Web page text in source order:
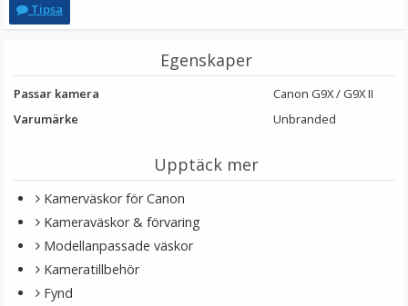
JJC Tumgrepp för Fujifilm X-Pro3 X-Pro2 X-Pro1
Tipsa
Egenskaper
Passar kamera
Canon G9X / G9X II
Varumärke
Unbranded
Upptäck mer
Kamerväskor för Canon
Kameraväskor & förvaring
Modellanpassade väskor
Kameratillbehör
Fynd